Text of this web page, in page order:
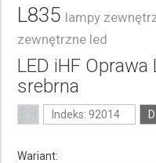
L835 lampy
zewnętrzne led
LED iHF Oprawa
srebrna
Indeks: 92014
Wariant: